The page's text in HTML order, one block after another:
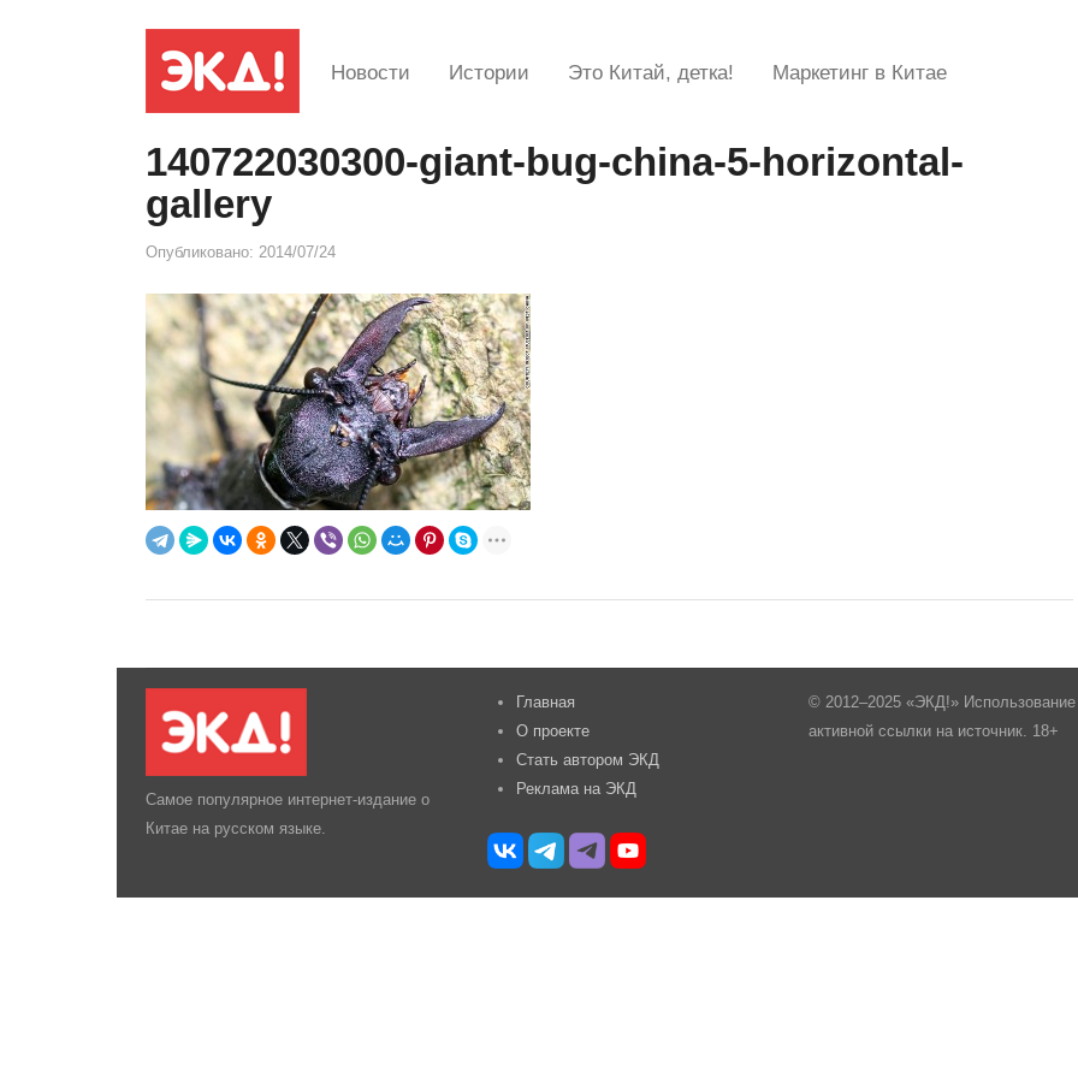
Новости Истории Это Китай, детка! Маркетинг в Китае
140722030300-giant-bug-china-5-horizontal-
gallery
Опубликовано: 2014/07/24
Самое популярное интернет-издание о
Китае на русском языке.
Главная
О проекте
Стать автором ЭКД
Реклама на ЭКД
© 2012–2025 «ЭКД!»
активной ссылки на источник. 18+